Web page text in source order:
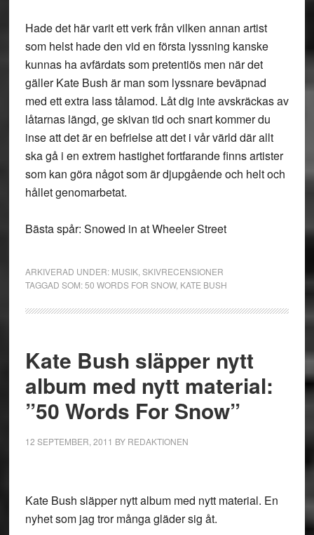
Hade det här varit ett verk från vilken annan artist
som helst hade den vid en första lyssning kanske
kunnas ha avfärdats som pretentiös men när det
gäller Kate Bush är man som lyssnare beväpnad
med ett extra lass tålamod. Låt dig inte avskräckas av
låtarnas längd, ge skivan tid och snart kommer du
inse att det är en befrielse att det i vår värld där allt
ska gå i en extrem hastighet fortfarande finns artister
som kan göra något som är djupgående och helt och
hållet genomarbetat.
Bästa spår: Snowed in at Wheeler Street
ARKIVERAD UNDER: MUSIK, SKIVRECENSIONER
TAGGAD SOM:50 WORDS FOR SNOW, KATE BUSH
Kate Bush släpper nytt
album med nytt material:
”50 Words For Snow”
12 SEPTEMBER, 2011 BY REDAKTIONEN
Kate Bush släpper nytt album med nytt material. En
nyhet som jag tror många gläder sig åt.